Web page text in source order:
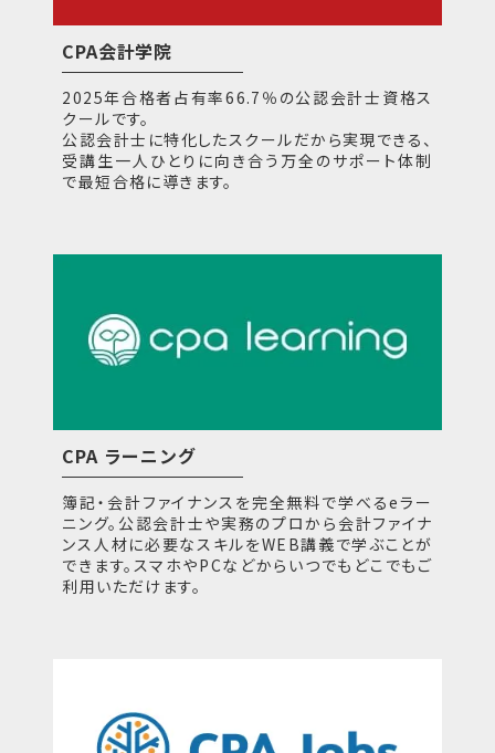
CPA会計学院
2025年合格者占有率66.7％の公認会計士資格ス
クールです。
公認会計士に特化したスクールだから実現できる、
受講生一人ひとりに向き合う万全のサポート体制
で最短合格に導きます。
CPA ラーニング
簿記・会計ファイナンスを完全無料で学べるeラー
ニング。公認会計士や実務のプロから会計ファイナ
ンス人材に必要なスキルをWEB講義で学ぶことが
できます。スマホやPCなどからいつでもどこでもご
利用いただけます。